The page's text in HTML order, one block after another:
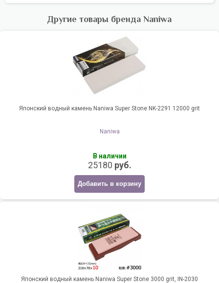
Другие товары бренда Naniwa
Японский водный камень Naniwa Super Stone NK-2291 12000 grit
Naniwa
В наличии
25180 руб.
Добавить в корзину
Японский водный камень Naniwa Super Stone 3000 grit, IN-2030